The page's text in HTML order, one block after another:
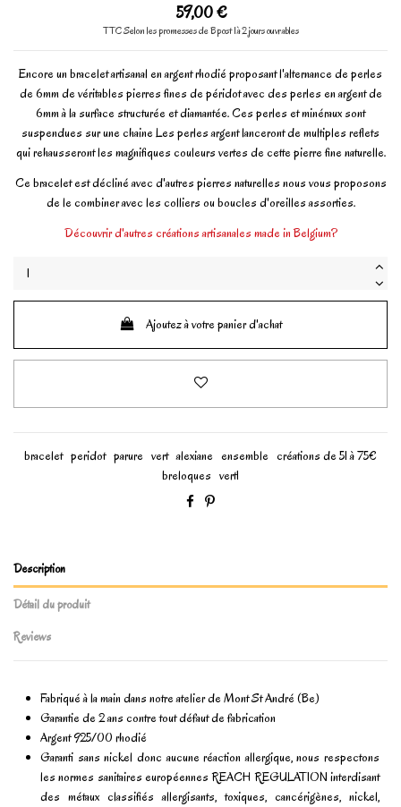
59,00 €
TTCSelon les promesses de Bpost 1à 2 jours ouvrables
Encore un bracelet artisanal en argent rhodié proposant l'alternance de perles
de 6mm de véritables pierres fines de péridot avec des perles en argent de
6mm à la surface structurée et diamantée. Ces perles et minéraux sont
suspendues sur une chaine Les perles argent lanceront de multiples reflets
qui rehausseront les magnifiques couleurs vertes de cette pierre fine naturelle.
Ce bracelet est décliné avec d'autres pierres naturelles nous vous proposons
de le combiner avec les colliers ou boucles d'oreilles assorties.
Découvrir d'autres créations artisanales made in Belgium?
Ajoutez à votre panier d'achat
bracelet peridot parure vert alexiane ensemble créations de 51 à 75€
breloques vert1
Description
Détail du produit
Reviews
Fabriqué à la main dans notre atelier de Mont St André (Be)
Garantie de 2 ans contre tout défaut de fabrication
Argent 925/00 rhodié
Garanti sans nickel donc aucune réaction allergique, nous respectons
les normes sanitaires européennes REACH REGULATION interdisant
des métaux classifiés allergisants, toxiques, cancérigènes, nickel,